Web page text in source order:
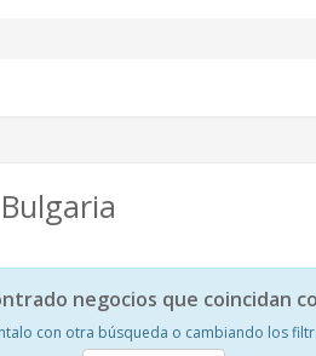
negocios que coincidan
con otra búsqueda o cambiando los